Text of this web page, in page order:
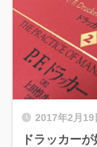
2017年2月19
ドラッカー